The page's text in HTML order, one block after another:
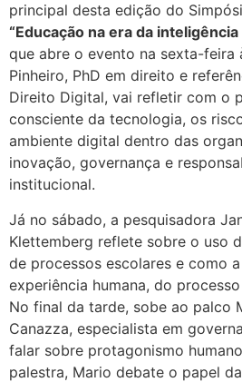
principal desta edição do
“Educação na era da
que abre o evento na sexta-feira
Pinheiro, PhD em direito e
Direito Digital, vai refletir com o
consciente da tecnologia, os
ambiente digital dentro das
inovação, governança e
institucional.
Já no sábado, a pesquisadora
Klettemberg reflete sobre o uso
de processos escolares e como
experiência humana, do
No final da tarde, sobe ao palco
Canazza, especialista em
falar sobre protagonismo
palestra, Mario debate o papel